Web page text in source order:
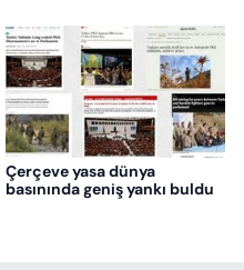
Çerçeve yasa dünya
basınında geniş yankı buldu